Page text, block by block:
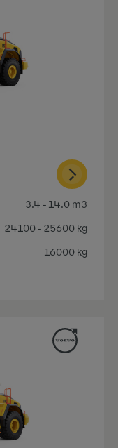
3.4 - 14.0 m3
24100 - 25600 kg
16000 kg